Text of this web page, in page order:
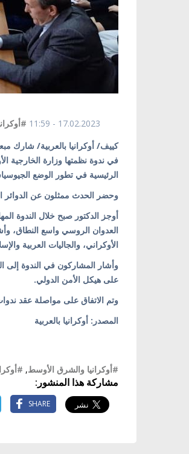
17.02.2023 - 11:59
في ندوة نظمتها وزارة الخارجية
الرئيسية في تطور الوضع
وحضر الحدث ممثلون عن الدوائر
أوجز الدكتور صبح خلال الندوة
العدوان الروسي واسع النطاق،
الأوكراني، والجاليات العربية
وأشار المشاركون في الندوة إلى
على هيكل الأمن الدولي.
وتم الاتفاق على مواصلة عقد
المصدر: أوكرانيا بالعربية
#أوكرانيا والشرق الأوسط,
مشاركة هذا المنشور:
SHARE